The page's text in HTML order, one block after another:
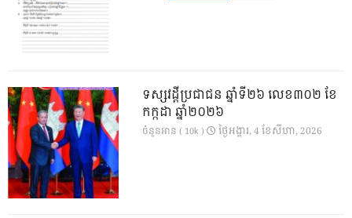
ទស្សវដ្តីប្រជាជន ឆ្នាំទី២៦ លេខ៣០២ ខែ
កក្កដា ឆ្នាំ២០២៦
ចំនួនអាន ( 10k ) ថ្ងៃ​អង្គារ, 4 ខែ​សីហា, 2026